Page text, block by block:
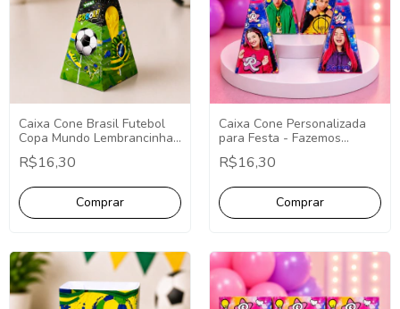
Caixa Cone Brasil Futebol
Copa Mundo Lembrancinhas
10 Unidades.
R$16,30
Caixa Cone Personalizada
para Festa - Fazemos
Qualquer Tema -
Lembrancinha
R$16,30